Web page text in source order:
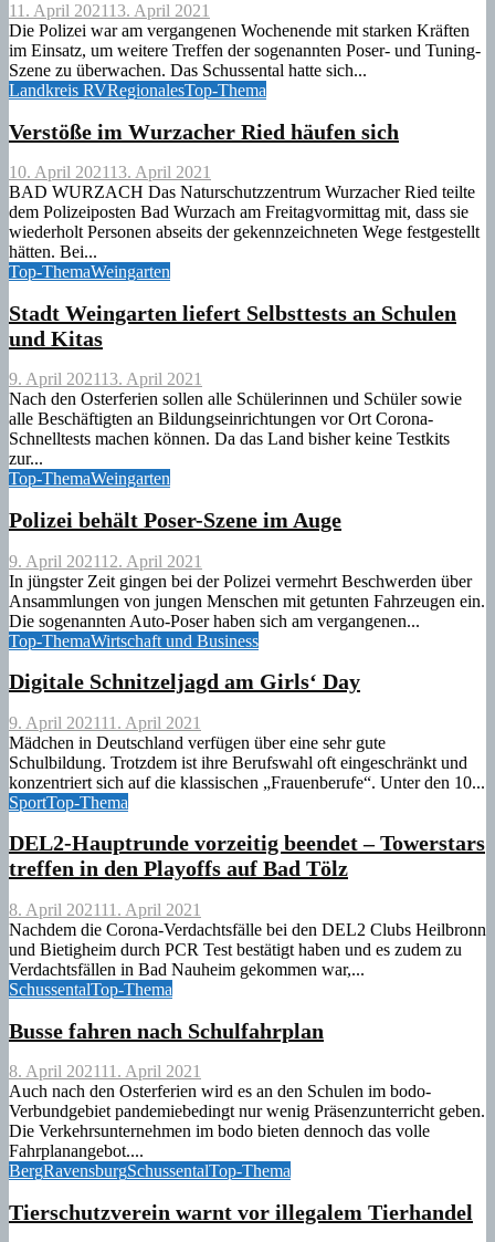
11. April 202113. April 2021
Die Polizei war am vergangenen Wochenende mit starken Kräften
im Einsatz, um weitere Treffen der sogenannten Poser- und Tuning-
Szene zu überwachen. Das Schussental hatte sich...
Landkreis RVRegionalesTop-Thema
Verstöße im Wurzacher Ried häufen sich
10. April 202113. April 2021
BAD WURZACH Das Naturschutzzentrum Wurzacher Ried teilte
dem Polizeiposten Bad Wurzach am Freitagvormittag mit, dass sie
wiederholt Personen abseits der gekennzeichneten Wege festgestellt
hätten. Bei...
Top-ThemaWeingarten
Stadt Weingarten liefert Selbsttests an Schulen
und Kitas
9. April 202113. April 2021
Nach den Osterferien sollen alle Schülerinnen und Schüler sowie
alle Beschäftigten an Bildungseinrichtungen vor Ort Corona-
Schnelltests machen können. Da das Land bisher keine Testkits
zur...
Top-ThemaWeingarten
Polizei behält Poser-Szene im Auge
9. April 202112. April 2021
In jüngster Zeit gingen bei der Polizei vermehrt Beschwerden über
Ansammlungen von jungen Menschen mit getunten Fahrzeugen ein.
Die sogenannten Auto-Poser haben sich am vergangenen...
Top-ThemaWirtschaft und Business
Digitale Schnitzeljagd am Girls‘ Day
9. April 202111. April 2021
Mädchen in Deutschland verfügen über eine sehr gute
Schulbildung. Trotzdem ist ihre Berufswahl oft eingeschränkt und
konzentriert sich auf die klassischen „Frauenberufe“. Unter den 10...
SportTop-Thema
DEL2-Hauptrunde vorzeitig beendet – Towerstars
treffen in den Playoffs auf Bad Tölz
8. April 202111. April 2021
Nachdem die Corona-Verdachtsfälle bei den DEL2 Clubs Heilbronn
und Bietigheim durch PCR Test bestätigt haben und es zudem zu
Verdachtsfällen in Bad Nauheim gekommen war,...
SchussentalTop-Thema
Busse fahren nach Schulfahrplan
8. April 202111. April 2021
Auch nach den Osterferien wird es an den Schulen im bodo-
Verbundgebiet pandemiebedingt nur wenig Präsenzunterricht geben.
Die Verkehrsunternehmen im bodo bieten dennoch das volle
Fahrplanangebot....
BergRavensburgSchussentalTop-Thema
Tierschutzverein warnt vor illegalem Tierhandel